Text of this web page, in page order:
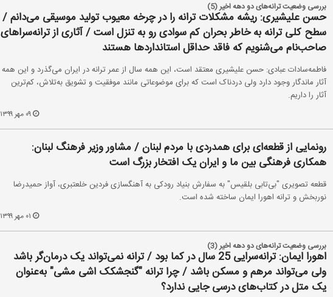
بررسی وضعیت ترانه‌های دو دهه اخیر (5)
حسن علیشیری: ریشه مشکلات ترانه را در چرخه معیوب تولید موسیقی می‌دانم /
سطح کلی ترانه به خاطر بحران کم سوادی رو به تنزل است / آثاری از ترانه‌سراهای
صاحب‌نام می‌شنویم که فاقد حداقل استانداردها هستند
فاطمه‌سادات عبادی: حسن علیشیری معتقد است، این همه سال از عمر ترانه در ایران می‌گذرد و این همه
آثار ماندگار وجود دارد ولی دردناک است که برای موضوعاتی مانند موفقیت و تشویق به‌تلاش، کم‌ترین
آثار را داریم.
۰۹ مهر ۱۳۹۹
رونمایی از قطعه‌ای برای همدردی با مردم لبنان / مشاور وزیر فرهنگ لبنان:
همکاری فرهنگی بین ما و ایران یک افتخار بزرگ است
قطعه تصویری "بی‌تابی بلقیس" به سفارش بنیاد رودکی به آهنگسازی فردین خلعتبری، آواز حمیدرضا
نوربخش و ترانه اهورا ایمان ساخته شده است.
بررسی وضعیت ترانه‌های دو دهه اخیر (3)
اهورا ایمان: ترانه‌سرایی 25 سال در کما بود / ترانه نمی‌تواند یک درمان‌گر باشد
ولی می‌تواند مرهم و مسکن باشد / چرا ترانه "گنجشکک اشی مشی" به‌عنوان
یک متل در کتاب‌های درسی جایی ندارد؟